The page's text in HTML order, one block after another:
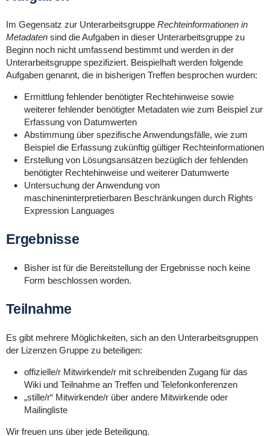
Im Gegensatz zur Unterarbeitsgruppe Rechteinformationen in
Metadatensind die Aufgaben in dieser Unterarbeitsgruppe zu
Beginn noch nicht umfassend bestimmt und werden in der
Unterarbeitsgruppe spezifiziert. Beispielhaft werden folgende
Aufgaben genannt, die in bisherigen Treffen besprochen wurden:
Ermittlung fehlender benötigter Rechtehinweise sowie
weiterer fehlender benötigter Metadaten wie zum Beispiel zur
Erfassung von Datumwerten
Abstimmung über spezifische Anwendungsfälle, wie zum
Beispiel die Erfassung zukünftig gültiger Rechteinformationen
Erstellung von Lösungsansätzen bezüglich der fehlenden
benötigter Rechtehinweise und weiterer Datumwerte
Untersuchung der Anwendung von
maschineninterpretierbaren Beschränkungen durch Rights
Expression Languages
Ergebnisse
Bisher ist für die Bereitstellung der Ergebnisse noch keine
Form beschlossen worden.
Teilnahme
Es gibt mehrere Möglichkeiten, sich an den Unterarbeitsgruppen
der Lizenzen Gruppe zu beteiligen:
offizielle/r Mitwirkende/r mit schreibenden Zugang für das
Wiki und Teilnahme an Treffen und Telefonkonferenzen
„stille/r“ Mitwirkende/r über andere Mitwirkende oder
Mailingliste
Wir freuen uns über jede Beteiligung.